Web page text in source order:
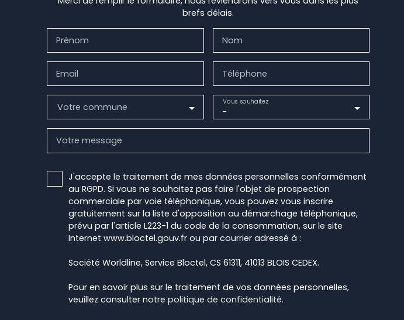
brefs délais.
Prénom Nom
Email Téléphone
Votre commune -
Vous souhaitez
Votre message
J'accepte le traitement de mes données personnelles conformément
au RGPD. Si vous ne souhaitez pas faire l'objet de prospection
commerciale par voie téléphonique, vous pouvez vous inscrire
gratuitement sur la liste d'opposition au démarchage téléphonique,
prévu par l'article L223-1 du code de la consommation, sur le site
Internet www.bloctel.gouv.fr ou par courrier adressé à :
Société Worldline, Service Bloctel, CS 61311, 41013 BLOIS CEDEX.
Pour en savoir plus sur le traitement de vos données personnelles,
veuillez consulter notre politique de confidentialité.